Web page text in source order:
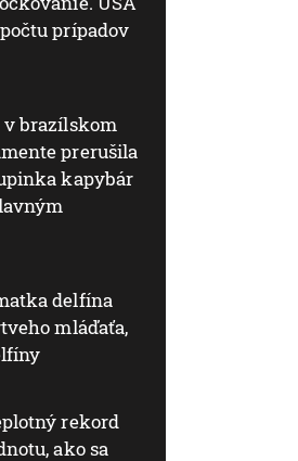
prípadov
v brazílskom
prerušila
kapybár
delfína
mláďaťa,
rekord
ako sa